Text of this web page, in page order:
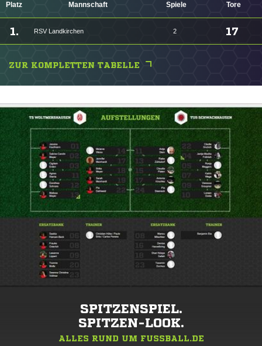
Platz Mannschaft Spiele Tore
1. RSV Landkirchen 2 17
ZUR KOMPLETTEN TABELLE
SPITZENSPIEL.
SPITZEN-LOOK.
ALLES RUND UM FUSSBALL.DE